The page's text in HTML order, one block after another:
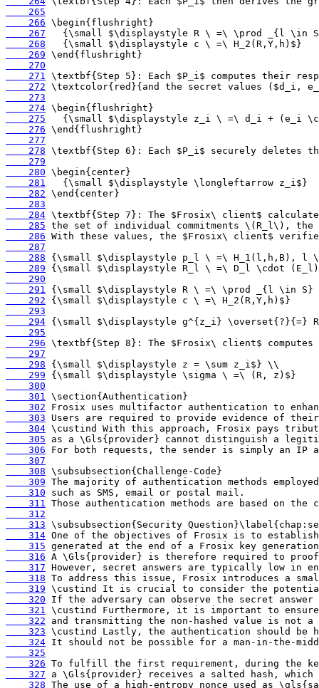
    265
    266
    267
    268
    269
    270
    271
    272
    273
    274
    275
    276
    277
    278
    279
    280
    281
    282
    283
    284
    285
    286
    287
    288
    289
    290
    291
    292
    293
    294
    295
    296
    297
    298
    299
    300
    301
    302
    303
    304
    305
    306
    307
    308
    309
    310
    311
    312
    313
    314
    315
    316
    317
    318
    319
    320
    321
    322
    323
    324
    325
    326
    327
    328